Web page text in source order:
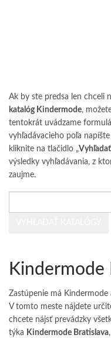
Ak by ste predsa len chceli
katalóg Kindermode,
tentokrát uvádzame
vyhľadávacieho poľa
kliknite na tlačidlo „
výsledky vyhľadávania, z
zaujme.
Kindermode
Zastúpenie má
V tomto meste nájdete
chcete nájsť prevádzky
týka Kindermode Bratislava